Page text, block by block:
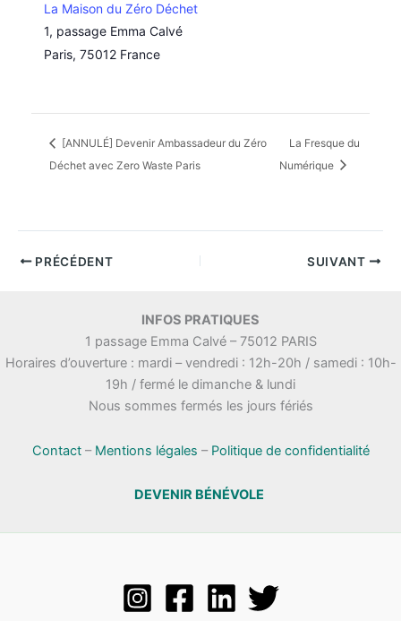
La Maison du Zéro Déchet
1, passage Emma Calvé
Paris, 75012 France
[ANNULÉ] Devenir Ambassadeur du Zéro
Déchet avec Zero Waste Paris
La Fresque du
Numérique
PRÉCÉDENT SUIVANT
INFOS PRATIQUES
1 passage Emma Calvé – 75012 PARIS
Horaires d’ouverture : mardi – vendredi : 12h-20h / samedi : 10h-
19h / fermé le dimanche & lundi
Nous sommes fermés les jours fériés
Contact– Mentions légales – Politique de confidentialité
DEVENIR BÉNÉVOLE